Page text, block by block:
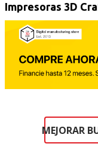
Impresoras 3D
MEJORAR